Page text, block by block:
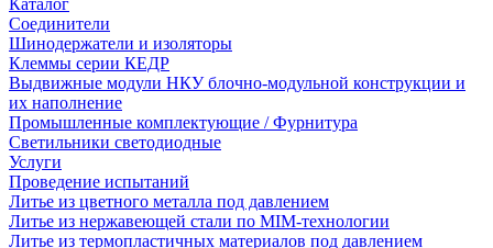
Каталог
Соединители
Шинодержатели и изоляторы
Клеммы серии КЕДР
Выдвижные модули НКУ блочно-модульной конструкции и
их наполнение
Промышленные комплектующие / Фурнитура
Светильники светодиодные
Услуги
Проведение испытаний
Литье из цветного металла под давлением
Литье из нержавеющей стали по MIM-технологии
Литье из термопластичных материалов под давлением